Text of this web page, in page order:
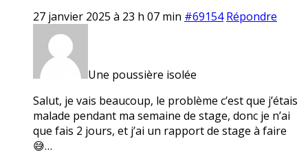
27 janvier 2025 à 23 h 07 min #69154 Répondre
Une poussière isolée
Salut, je vais beaucoup, le problème c’est que j’étais
malade pendant ma semaine de stage, donc je n’ai
que fais 2 jours, et j’ai un rapport de stage à faire
😅…